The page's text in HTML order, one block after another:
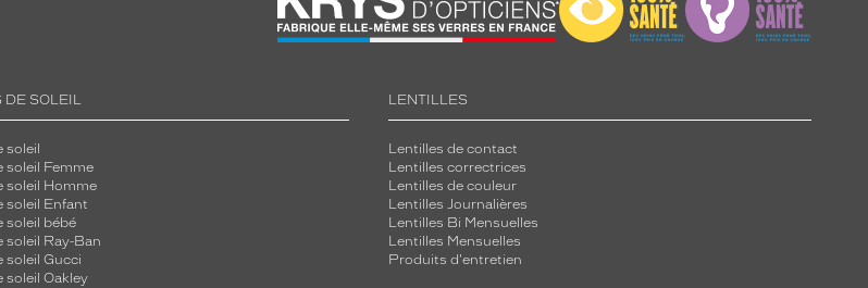
DE SOLEIL
soleil
soleil Femme
soleil Homme
soleil Enfant
soleil bébé
soleil Ray-Ban
soleil Gucci
soleil Oakley
LENTILLES
Lentilles de contact
Lentilles correctrices
Lentilles de couleur
Lentilles Journalières
Lentilles Bi Mensuelles
Lentilles Mensuelles
Produits d'entretien